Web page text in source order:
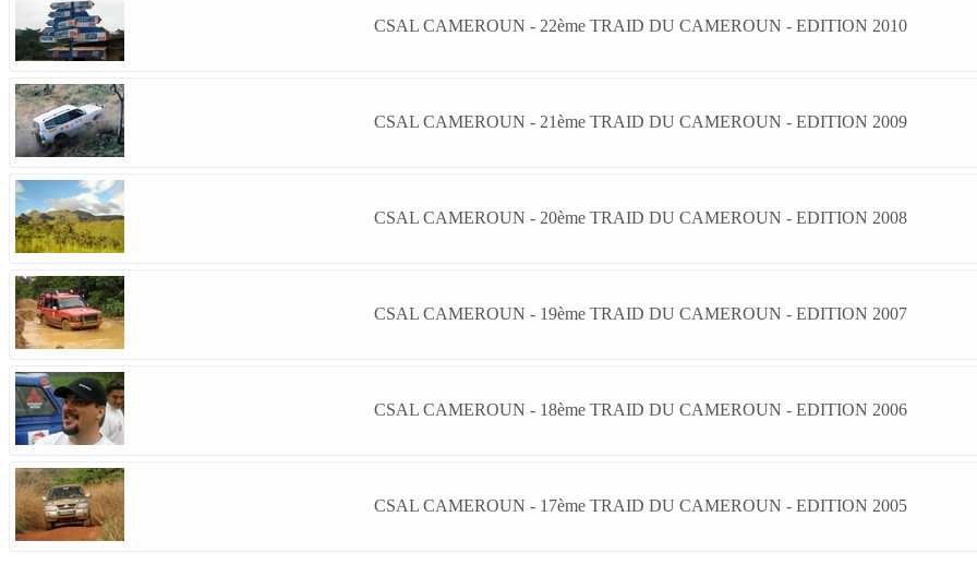
CSAL CAMEROUN - 22ème TRAID DU CAMEROUN - EDITION 2010
CSAL CAMEROUN - 21ème TRAID DU CAMEROUN - EDITION 2009
CSAL CAMEROUN - 20ème TRAID DU CAMEROUN - EDITION 2008
CSAL CAMEROUN - 19ème TRAID DU CAMEROUN - EDITION 2007
CSAL CAMEROUN - 18ème TRAID DU CAMEROUN - EDITION 2006
CSAL CAMEROUN - 17ème TRAID DU CAMEROUN - EDITION 2005